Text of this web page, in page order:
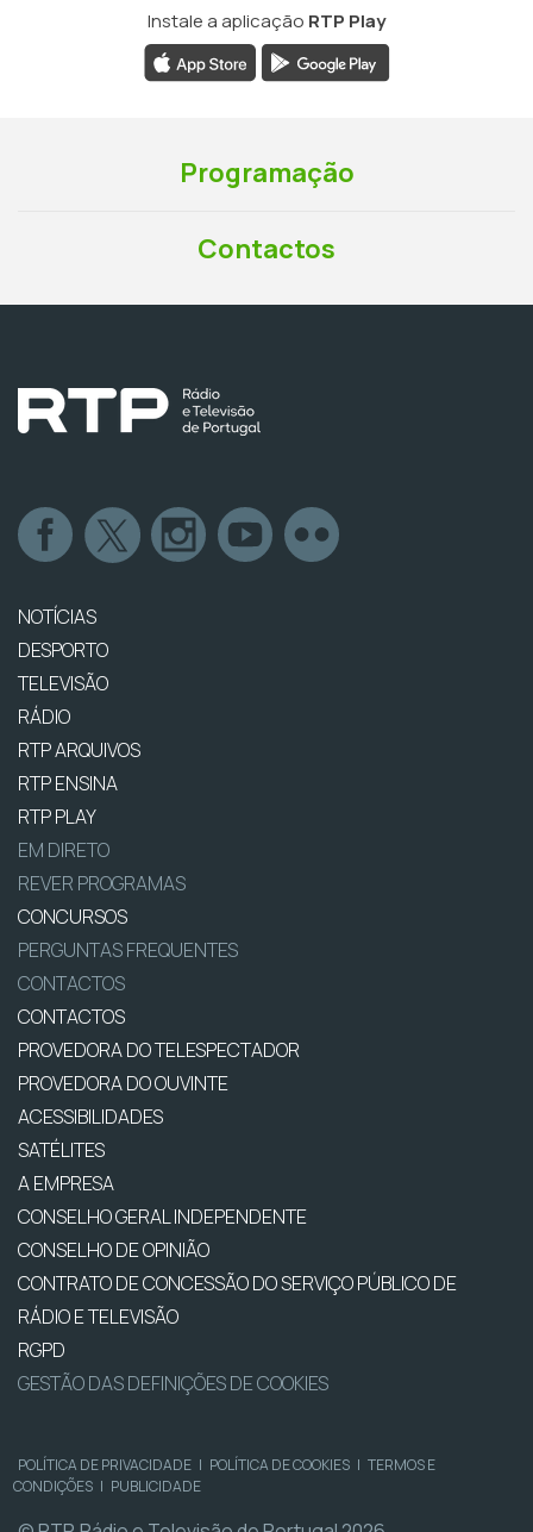
Instale a aplicação RTP Play
Programação
Contactos
NOTÍCIAS
DESPORTO
TELEVISÃO
RÁDIO
RTP ARQUIVOS
RTP ENSINA
RTP PLAY
EM DIRETO
REVER PROGRAMAS
CONCURSOS
PERGUNTAS FREQUENTES
CONTACTOS
CONTACTOS
PROVEDORA DO TELESPECTADOR
PROVEDORA DO OUVINTE
ACESSIBILIDADES
SATÉLITES
A EMPRESA
CONSELHO GERAL INDEPENDENTE
CONSELHO DE OPINIÃO
CONTRATO DE CONCESSÃO DO SERVIÇO PÚBLICO DE
RÁDIO E TELEVISÃO
RGPD
GESTÃO DAS DEFINIÇÕES DE COOKIES
POLÍTICA DE PRIVACIDADE | POLÍTICA DE COOKIES | TERMOS E
CONDIÇÕES | PUBLICIDADE